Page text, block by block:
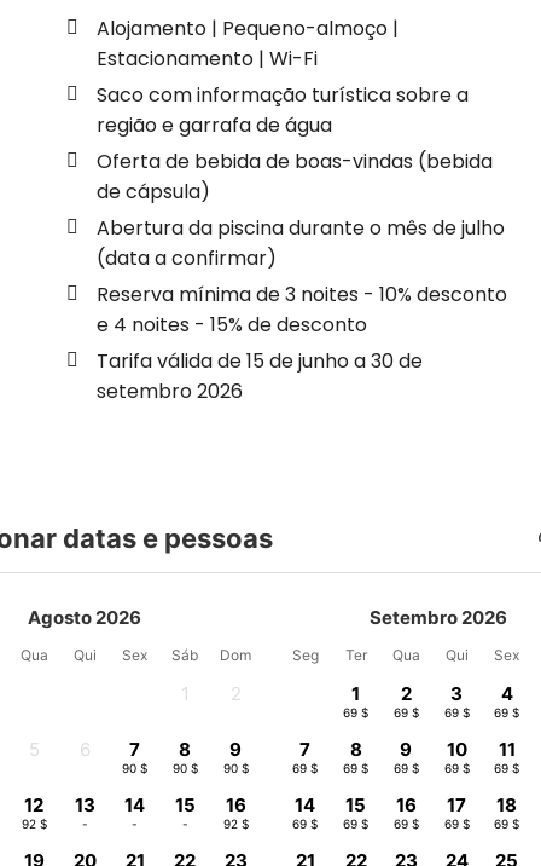
Alojamento | Pequeno-almoço |
Estacionamento | Wi-Fi
Saco com informação turística sobre a
região e garrafa de água
Oferta de bebida de boas-vindas (bebida
de cápsula)
Abertura da piscina durante o mês de julho
(data a confirmar)
Reserva mínima de 3 noites - 10% desconto
e 4 noites - 15% de desconto
Tarifa válida de 15 de junho a 30 de
setembro 2026
datas e pessoas
Agosto 2026
Qua Qui Sex Sáb Dom
1 2
5 6 7
90 $
8
90 $
9
90 $
12
92 $
13
-
14
-
15
-
16
92 $
19 20 21 22 23
Setembro 2026
Seg Ter Qua Qui Sex
1
69 $
2
69 $
3
69 $
4
69 $
7
69 $
8
69 $
9
69 $
10
69 $
11
69 $
14
69 $
15
69 $
16
69 $
17
69 $
18
69 $
21 22 23 24 25